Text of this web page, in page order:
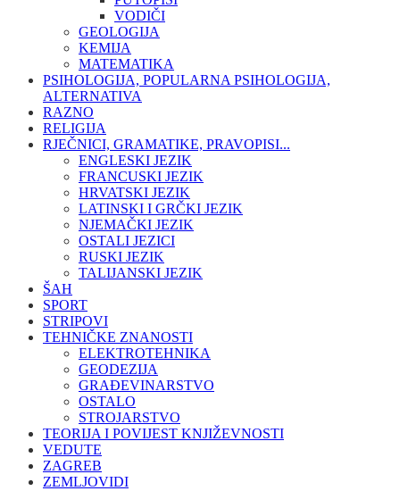
VODIČI
GEOLOGIJA
KEMIJA
MATEMATIKA
PSIHOLOGIJA, POPULARNA PSIHOLOGIJA,
ALTERNATIVA
RAZNO
RELIGIJA
RJEČNICI, GRAMATIKE, PRAVOPISI...
ENGLESKI JEZIK
FRANCUSKI JEZIK
HRVATSKI JEZIK
LATINSKI I GRČKI JEZIK
NJEMAČKI JEZIK
OSTALI JEZICI
RUSKI JEZIK
TALIJANSKI JEZIK
ŠAH
SPORT
STRIPOVI
TEHNIČKE ZNANOSTI
ELEKTROTEHNIKA
GEODEZIJA
GRAĐEVINARSTVO
OSTALO
STROJARSTVO
TEORIJA I POVIJEST KNJIŽEVNOSTI
VEDUTE
ZAGREB
ZEMLJOVIDI